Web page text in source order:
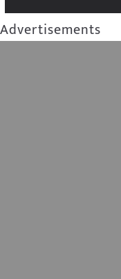
Advertisements